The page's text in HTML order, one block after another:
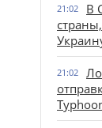
21:02
В
21:02